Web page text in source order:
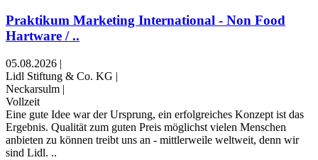
Praktikum Marketing International - Non Food
Hartware / ..
05.08.2026 |
Lidl Stiftung & Co. KG |
Neckarsulm |
Vollzeit
Eine gute Idee war der Ursprung, ein erfolgreiches Konzept ist das
Ergebnis. Qualität zum guten Preis möglichst vielen Menschen
anbieten zu können treibt uns an - mittlerweile weltweit, denn wir
sind Lidl. ..